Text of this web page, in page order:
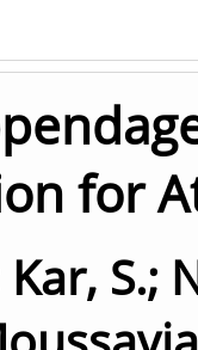
for
Kar, S.;